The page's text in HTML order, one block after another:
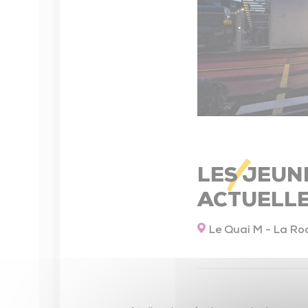
Installation des professionnels de santé
Enfance – Jeunesse – Familles
LES
Le Quai M - La